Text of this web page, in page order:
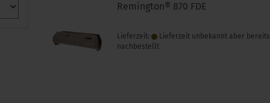
Remington® 870 FDE
Lieferzeit:
Lieferzeit unbekannt aber bereits
nachbestellt